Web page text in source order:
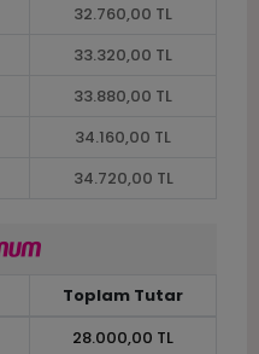
32.760,00 TL
33.320,00 TL
33.880,00 TL
34.160,00 TL
34.720,00 TL
Toplam Tutar
28.000,00 TL